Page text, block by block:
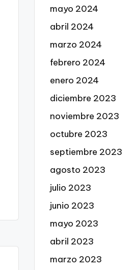
mayo 2024
abril 2024
marzo 2024
febrero 2024
enero 2024
diciembre 2023
noviembre 2023
octubre 2023
septiembre 2023
agosto 2023
julio 2023
junio 2023
mayo 2023
abril 2023
marzo 2023